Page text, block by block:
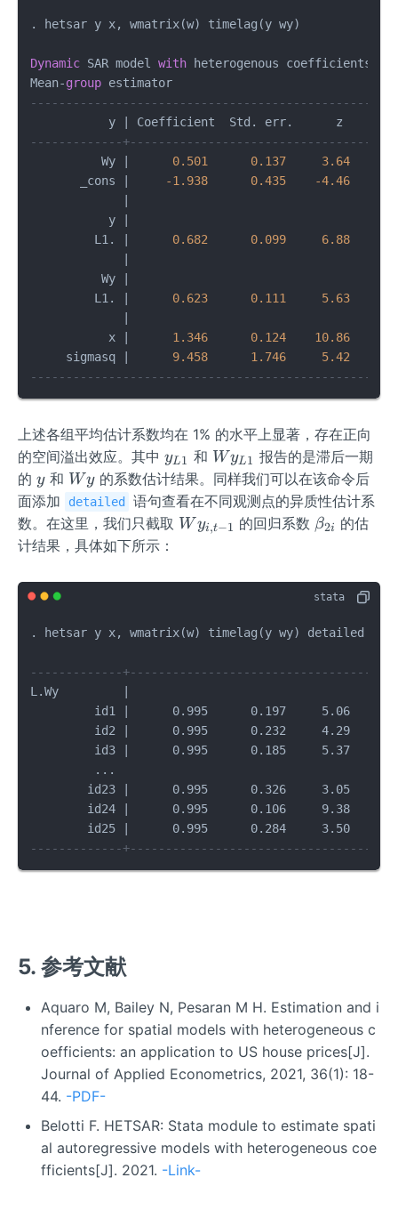
. hetsar y x, wmatrix(w) timelag(y wy)
Dynamic SAR model with heterogenous coefficients
Mean-group
           y
Coefficient  Std. err.      z    P
-------------
          Wy
0.501 0.137 3.64
       _cons
-1.938 0.435 -4.46
           y
         L1.
0.682 0.099 6.88
          Wy
         L1.
0.623 0.111 5.63
           x
1.346 0.124 10.86
     sigmasq
9.458 1.746 5.42
上述各组平均估计系数均在 1% 的水平上显著，存在正向
的空间溢出效应。其中 y_
{L
1}
yL1 和 W
y_
{L
WyL1 报告的是滞后一期
的 y
y和 W
y
Wy 的系数估计结果。同样我们可以在该命令后
面添加
detailed
语句查看在不同观测点的异质性估计系
数。在这里，我们只截取 W
t-
Wyi,t−1 的回归系数 \b
{2
i}
β2i
的估
计结果，具体如下所示：
. hetsar y x, wmatrix(w) timelag(y wy) detailed
-------------
L.Wy         |
id1 |      0.995      0.197     5.06
id2 |      0.995      0.232     4.29
id3 |      0.995      0.185     5.37
         ...
id23 |      0.995      0.326     3.05
id24 |      0.995      0.106     9.38
-------------
5. 参考文献
Aquaro M, Bailey N, Pesaran M H. Estimation and i
nference for spatial models with heterogeneous c
oefficients: an application to US house prices[J].
Journal of Applied Econometrics, 2021, 36(1): 18-
44. -PDF-
Belotti F. HETSAR: Stata module to estimate spati
al autoregressive models with heterogeneous coe
fficients[J]. 2021. -Link-